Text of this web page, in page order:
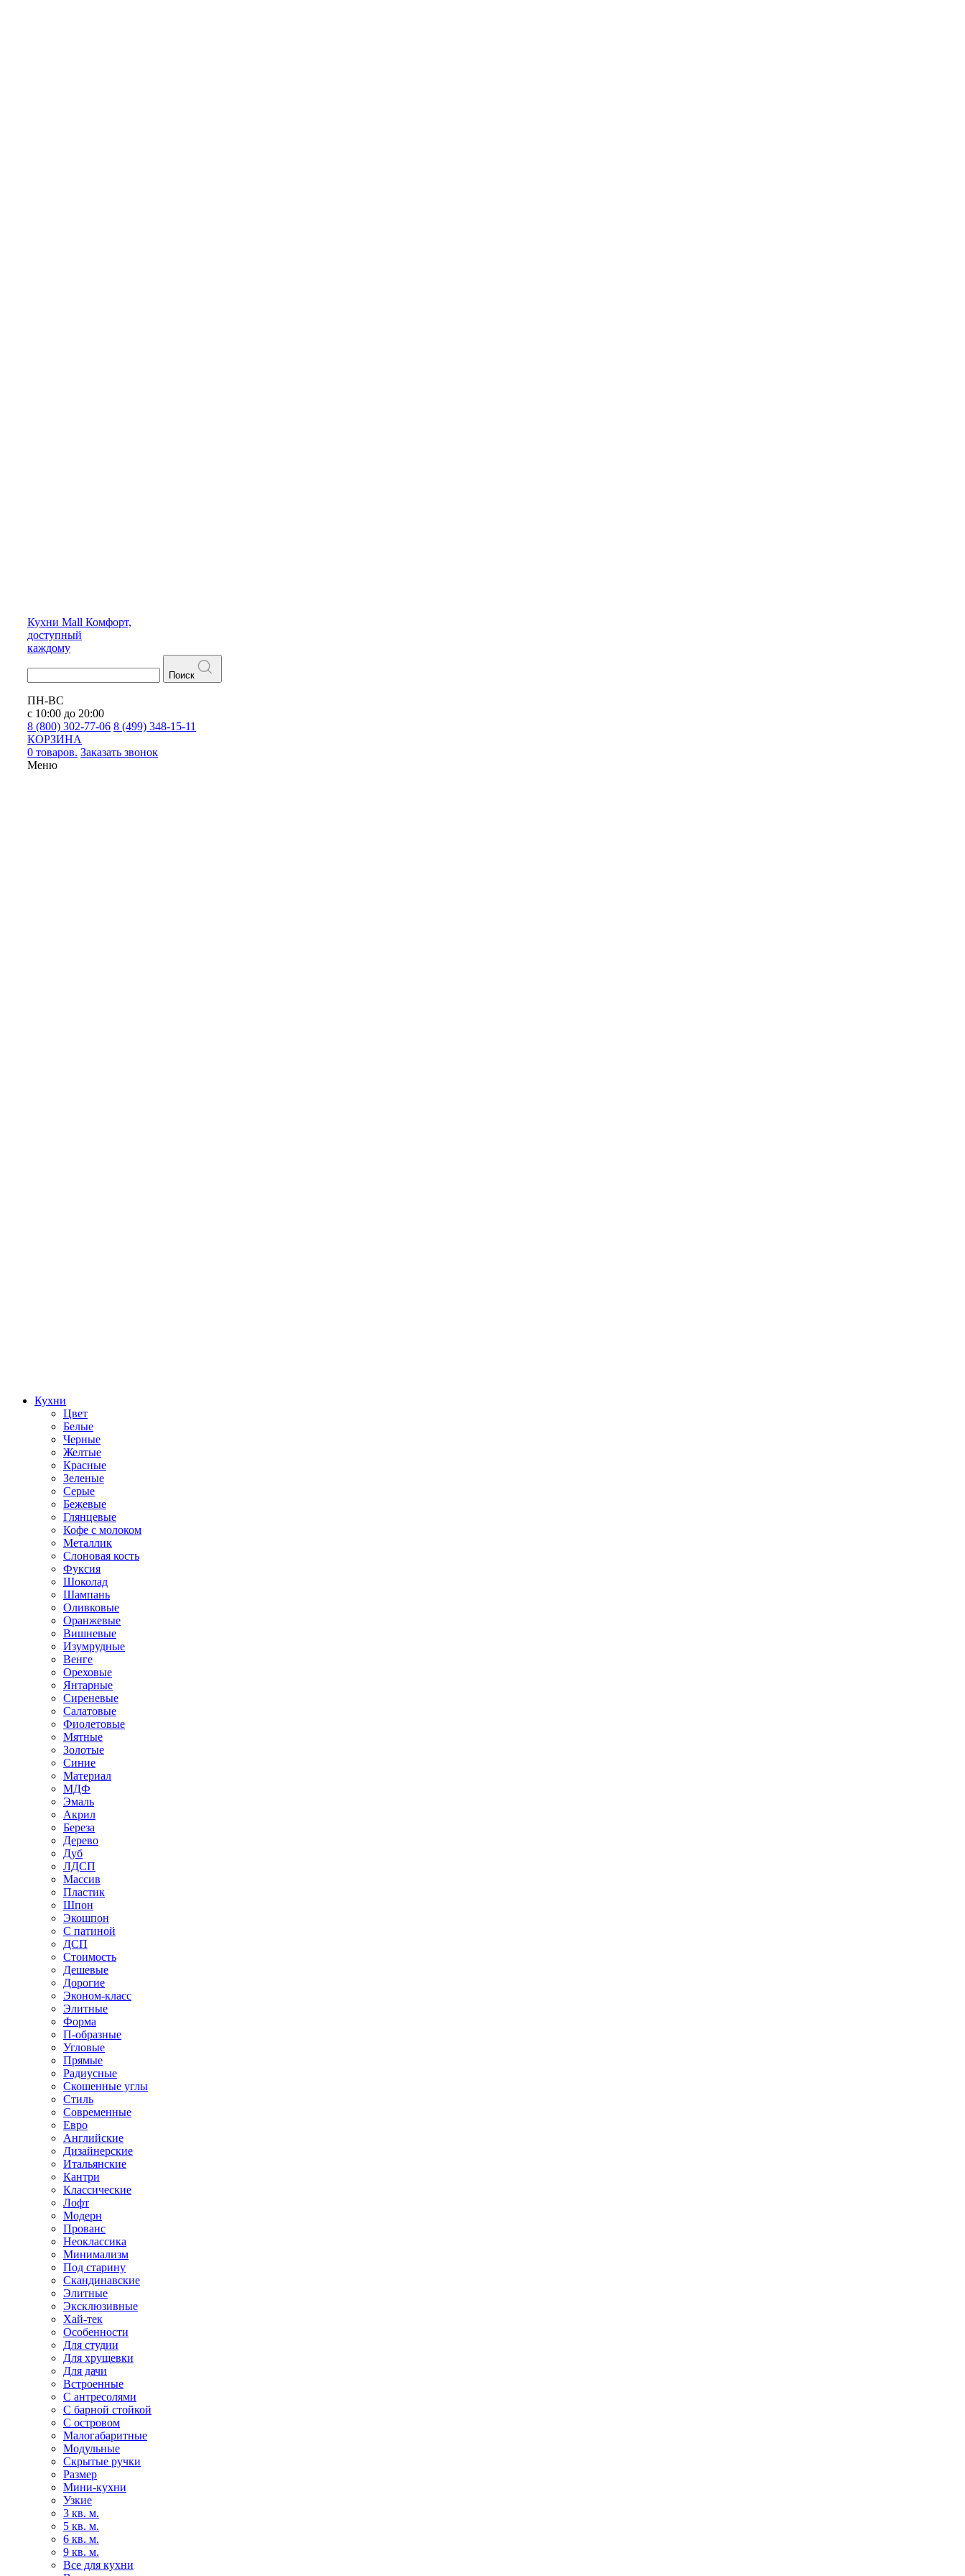
Кухни Mall Комфорт,
доступный
каждому
Поиск
ПН-ВС
с 10:00 до 20:00
8 (800) 302-77-06 8 (499) 348-15-11
КОРЗИНА
0 товаров. Заказать звонок
Меню
Кухни
Цвет
Белые
Черные
Желтые
Красные
Зеленые
Серые
Бежевые
Глянцевые
Кофе с молоком
Металлик
Слоновая кость
Фуксия
Шоколад
Шампань
Оливковые
Оранжевые
Вишневые
Изумрудные
Венге
Ореховые
Янтарные
Сиреневые
Салатовые
Фиолетовые
Мятные
Золотые
Синие
Материал
МДФ
Эмаль
Акрил
Береза
Дерево
Дуб
ЛДСП
Массив
Пластик
Шпон
Экошпон
С патиной
ДСП
Стоимость
Дешевые
Дорогие
Эконом-класс
Элитные
Форма
П-образные
Угловые
Прямые
Радиусные
Скошенные углы
Стиль
Современные
Евро
Английские
Дизайнерские
Итальянские
Кантри
Классические
Лофт
Модерн
Прованс
Неоклассика
Минимализм
Под старину
Скандинавские
Элитные
Эксклюзивные
Хай-тек
Особенности
Для студии
Для хрущевки
Для дачи
Встроенные
С антресолями
С барной стойкой
С островом
Малогабаритные
Модульные
Скрытые ручки
Размер
Мини-кухни
Узкие
3 кв. м.
5 кв. м.
6 кв. м.
9 кв. м.
Все для кухни